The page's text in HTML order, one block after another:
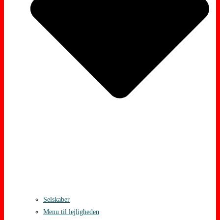
Selskaber
Menu til lejligheden